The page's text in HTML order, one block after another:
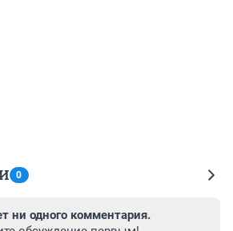
0
ни одного комментария.